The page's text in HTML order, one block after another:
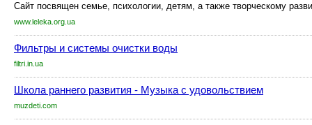
Сайт посвящен семье, психологии, детям, а также творческому
www.leleka.org.ua
Фильтры и системы очистки воды
filtri.in.ua
Школа раннего развития - Музыка с удовольствием
muzdeti.com